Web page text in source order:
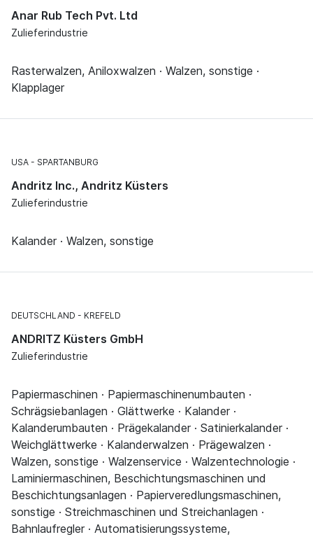
Anar Rub Tech Pvt. Ltd
Zulieferindustrie
Rasterwalzen, Aniloxwalzen · Walzen, sonstige ·
Klapplager
USA SPARTANBURG
Andritz Inc., Andritz Küsters
Zulieferindustrie
Kalander · Walzen, sonstige
DEUTSCHLAND KREFELD
ANDRITZ Küsters GmbH
Zulieferindustrie
Papiermaschinen · Papiermaschinenumbauten ·
Schrägsiebanlagen · Glättwerke · Kalander ·
Kalanderumbauten · Prägekalander · Satinierkalander ·
Weichglättwerke · Kalanderwalzen · Prägewalzen ·
Walzen, sonstige · Walzenservice · Walzentechnologie ·
Laminiermaschinen, Beschichtungsmaschinen und
Beschichtungsanlagen · Papierveredlungsmaschinen,
sonstige · Streichmaschinen und Streichanlagen ·
Bahnlaufregler · Automatisierungssysteme,